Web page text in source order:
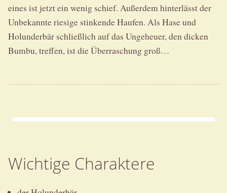
eines ist jetzt ein wenig schief. Außerdem hinterlässt der
Unbekannte riesige stinkende Haufen. Als Hase und
Holunderbär schließlich auf das Ungeheuer, den dicken
Bumbu, treffen, ist die Überraschung groß…
Wichtige Charaktere